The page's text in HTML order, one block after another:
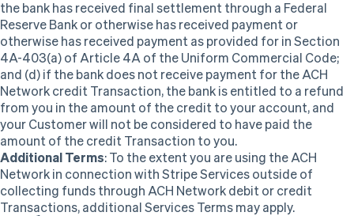
the bank has received final settlement through a Federal
Reserve Bank or otherwise has received payment or
otherwise has received payment as provided for in Section
4A-403(a) of Article 4A of the Uniform Commercial Code;
and (d) if thebank does not receive payment for the ACH
Network credit Transaction, the bank is entitled to a refund
from you in the amount of the credit to youraccount, and
yourCustomerwill not be considered to have paid the
amount of the credit Transaction to you.
Additional Terms: To the extent you are using the ACH
Network in connection with Stripe Services outside of
collecting funds through ACH Network debit or credit
Transactions, additional Services Terms may apply.